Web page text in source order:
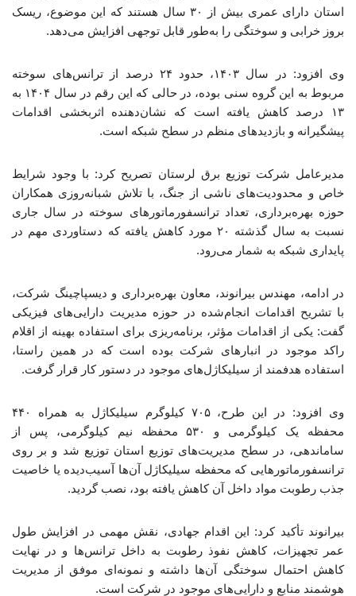
استان دارای عمری بیش از ۳۰ سال هستند که این موضوع، ریسک
بروز خرابی و سوختگی را به‌طور قابل توجهی افزایش می‌دهد.
وی افزود: در سال ۱۴۰۳، حدود ۲۴ درصد از ترانس‌های سوخته
مربوط به این گروه سنی بوده، در حالی که این رقم در سال ۱۴۰۴ به
۱۳ درصد کاهش یافته است که نشان‌دهنده اثربخشی اقدامات
پیشگیرانه و بازدیدهای منظم در سطح شبکه است.
مدیرعامل شرکت توزیع برق لرستان تصریح کرد: با وجود شرایط
خاص و محدودیت‌های ناشی از جنگ، با تلاش شبانه‌روزی همکاران
حوزه بهره‌برداری، تعداد ترانسفورماتورهای سوخته در سال جاری
نسبت به سال گذشته ۲۰ مورد کاهش یافته که دستاوردی مهم در
پایداری شبکه به شمار می‌رود.
در ادامه، مهندس بیرانوند، معاون بهره‌برداری و دیسپاچینگ شرکت،
با تشریح اقدامات انجام‌شده در حوزه مدیریت دارایی‌های فیزیکی
گفت: یکی از اقدامات مؤثر، برنامه‌ریزی برای استفاده بهینه از اقلام
راکد موجود در انبارهای شرکت بوده است که در همین راستا،
استفاده هدفمند از سیلیکاژل‌های موجود در دستور کار قرار گرفت.
وی افزود: در این طرح، ۷۰۵ کیلوگرم سیلیکاژل به همراه ۴۴۰
محفظه یک کیلوگرمی و ۵۳۰ محفظه نیم کیلوگرمی، پس از
ساماندهی، در سطح مدیریت‌های توزیع استان توزیع شد و بر روی
ترانسفورماتورهایی که محفظه سیلیکاژل آن‌ها آسیب‌دیده یا خاصیت
جذب رطوبت مواد داخل آن کاهش یافته بود، نصب گردید.
بیرانوند تأکید کرد: این اقدام جهادی، نقش مهمی در افزایش طول
عمر تجهیزات، کاهش نفوذ رطوبت به داخل ترانس‌ها و در نهایت
کاهش احتمال سوختگی آن‌ها داشته و نمونه‌ای موفق از مدیریت
هوشمند منابع و دارایی‌های موجود در شرکت است.